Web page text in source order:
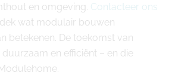
en omgeving. Contacteer ons
wat modulair bouwen
betekenen. De toekomst van
en efficiënt – en die